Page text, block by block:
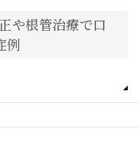
や根管治療で口
例